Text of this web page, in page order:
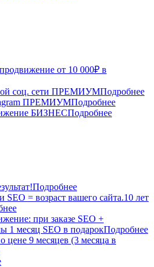
от 10 000₽ в
соц. сети ПРЕМИУМПодробнее
ПРЕМИУМПодробнее
БИЗНЕСПодробнее
Подробнее
SEO = возраст вашего сайта.10 лет
при заказе SEO +
1 месяц SEO в подарокПодробнее
9 месяцев (3 месяца в